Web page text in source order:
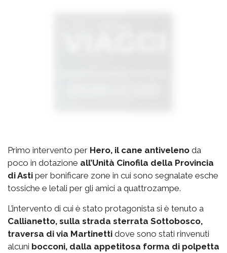
Primo intervento per Hero, il cane antiveleno da
poco in dotazione all’Unità Cinofila della Provincia
di Asti per bonificare zone in cui sono segnalate esche
tossiche e letali per gli amici a quattrozampe.
L’intervento di cui è stato protagonista si è tenuto a
Callianetto, sulla strada sterrata Sottobosco,
traversa di via Martinetti dove sono stati rinvenuti
alcuni bocconi, dalla appetitosa forma di polpetta